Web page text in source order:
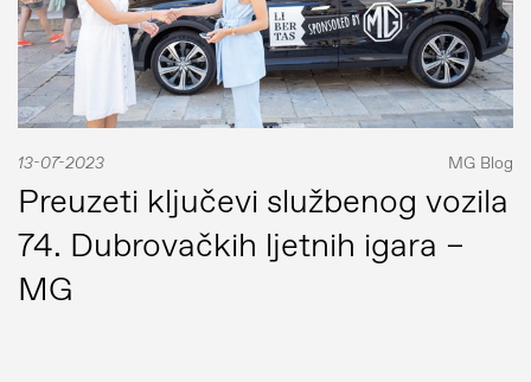
13-07-2023 MG Blog
Preuzeti ključevi službenog vozila
74. Dubrovačkih ljetnih igara –
MG